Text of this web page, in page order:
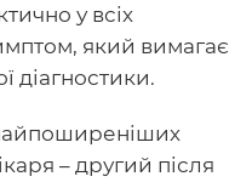
у всіх
який вимагає
діагностики.
– другий після